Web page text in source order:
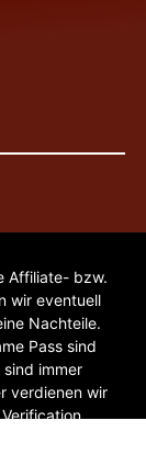
Affiliate- bzw.
wir eventuell
Nachteile.
Pass sind
immer
verdienen wir